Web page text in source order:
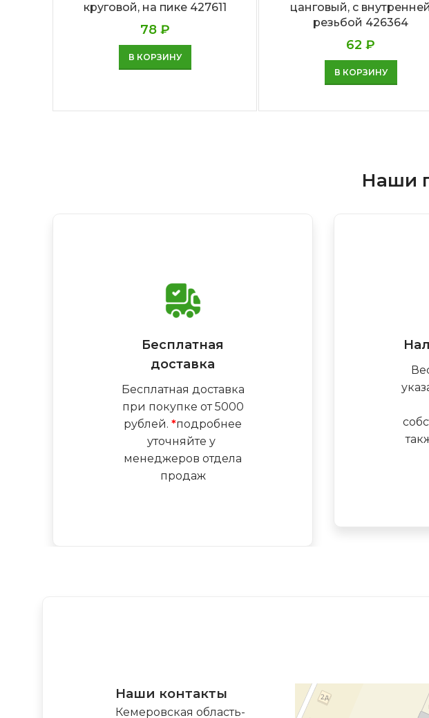
круговой, на пике 427611
78 ₽
В КОРЗИНУ
цанговый, с внутренней
резьбой 426364
62₽
В КОРЗИНУ
Наши
Бесплатная
доставка
Бесплатная доставка
при покупке от 5000
рублей.*подробнее
уточняйте у
менеджеров отдела
продаж
Наши контакты
Кемеровская область-